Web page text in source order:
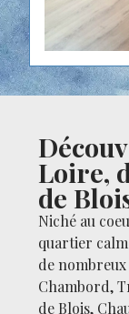
Loire,
de
Niché au
quartier
de
Chambord,
de Blois,